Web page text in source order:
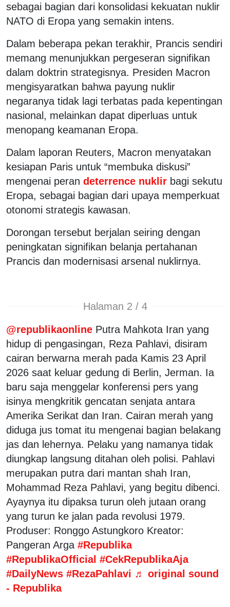
sebagai bagian dari konsolidasi kekuatan nuklir
NATO di Eropa yang semakin intens.
Dalam beberapa pekan terakhir, Prancis sendiri
memang menunjukkan pergeseran signifikan
dalam doktrin strategisnya. Presiden Macron
mengisyaratkan bahwa payung nuklir
negaranya tidak lagi terbatas pada kepentingan
nasional, melainkan dapat diperluas untuk
menopang keamanan Eropa.
Dalam laporan Reuters, Macron menyatakan
kesiapan Paris untuk “membuka diskusi”
mengenai peran deterrence nuklir bagi sekutu
Eropa, sebagai bagian dari upaya memperkuat
otonomi strategis kawasan.
Dorongan tersebut berjalan seiring dengan
peningkatan signifikan belanja pertahanan
Prancis dan modernisasi arsenal nuklirnya.
Halaman 2 / 4
@republikaonline Putra Mahkota Iran yang
hidup di pengasingan, Reza Pahlavi, disiram
cairan berwarna merah pada Kamis 23 April
2026 saat keluar gedung di Berlin, Jerman. Ia
baru saja menggelar konferensi pers yang
isinya mengkritik gencatan senjata antara
Amerika Serikat dan Iran. Cairan merah yang
diduga jus tomat itu mengenai bagian belakang
jas dan lehernya. Pelaku yang namanya tidak
diungkap langsung ditahan oleh polisi. Pahlavi
merupakan putra dari mantan shah Iran,
Mohammad Reza Pahlavi, yang begitu dibenci.
Ayaynya itu dipaksa turun oleh jutaan orang
yang turun ke jalan pada revolusi 1979.
Produser: Ronggo Astungkoro Kreator:
Pangeran Arga #Republika
#RepublikaOfficial #CekRepublikaAja
#DailyNews #RezaPahlavi ♬ original sound
- Republika